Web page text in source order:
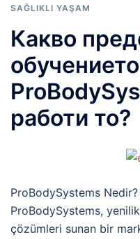
SAĞLIKLI YAŞAM
Какво
работи то?
ProBodySystems Nedir?
ProBodySystems,
çözümleri sunan bir